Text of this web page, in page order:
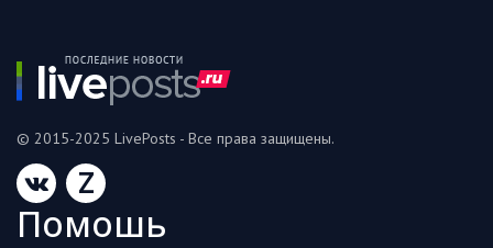
© 2015-2025 LivePosts - Все права защищены.
Z
Помошь